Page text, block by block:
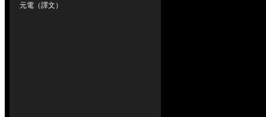
元電（譯文）